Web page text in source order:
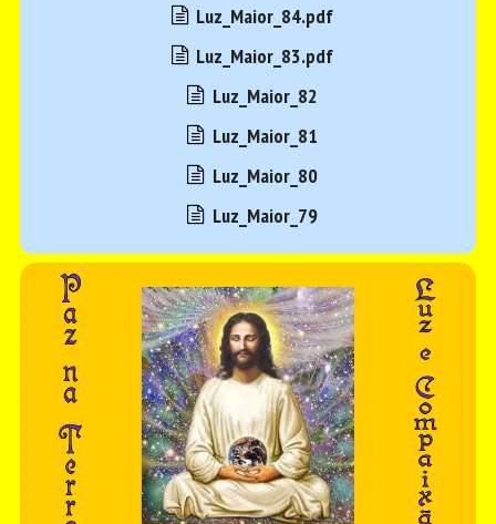
Luz_Maior_84.pdf
Luz_Maior_83.pdf
Luz_Maior_82
Luz_Maior_81
Luz_Maior_80
Luz_Maior_79